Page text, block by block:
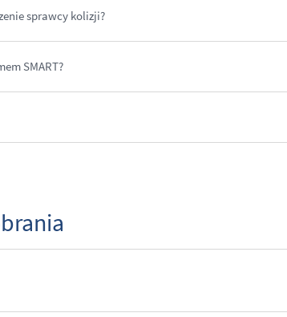
sprawcy kolizji?
SMART?